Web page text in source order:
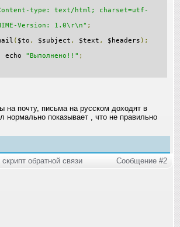
type: text/html; charset=utf-
Version: 1.0\r\n" ;
( $to , $subject , $text , $headers );
echo "Выполнено!!" ;
на почту, письма на русском доходят в
нормально показывает , что не правильно
обратной связи
Сообщение #2